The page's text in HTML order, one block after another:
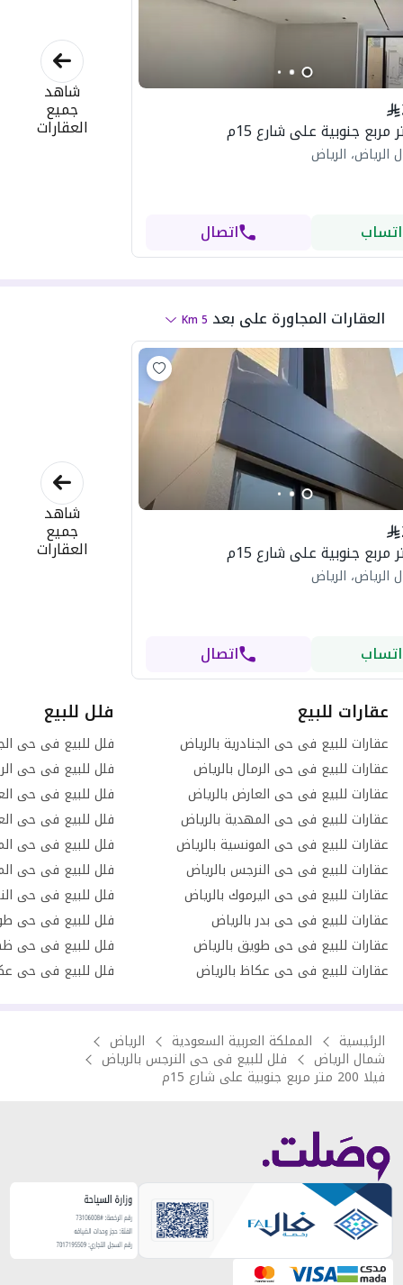
الرياض، الرياض
اتصال
شاهد
جميع
العقارات
العقارات المجاورة على بعد 5
Km
الرياض، الرياض
اتصال
شاهد
جميع
العقارات
عقارات للبيع
عقارات للبيع فى حى الجنادرية بالرياض
عقارات للبيع فى حى الرمال بالرياض
عقارات للبيع فى حى العارض بالرياض
عقارات للبيع فى حى المهدية بالرياض
عقارات للبيع فى حى المونسية بالرياض
عقارات للبيع فى حى النرجس بالرياض
عقارات للبيع فى حى اليرموك بالرياض
عقارات للبيع فى حى بدر بالرياض
عقارات للبيع فى حى طويق بالرياض
عقارات للبيع فى حى عكاظ بالرياض
فلل للبيع
فلل للبيع فى حى
فلل للبيع فى حى
فلل للبيع فى حى
فلل للبيع فى حى
فلل للبيع فى حى
فلل للبيع فى حى
فلل للبيع فى حى
فلل للبيع فى حى
فلل للبيع فى حى
فلل للبيع فى حى
الرئيسية المملكة العربية السعودية الرياض
شمال الرياض فلل للبيع فى حى النرجس بالرياض
فيلا 200 متر مربع جنوبية على شارع 15م